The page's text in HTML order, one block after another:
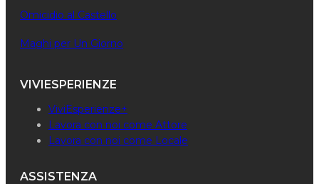
Omicidio al Castello
Maghi per Un Giorno
VIVIESPERIENZE
ViviEsperienze+
Lavora con noi come Attore
Lavora con noi come Locale
ASSISTENZA